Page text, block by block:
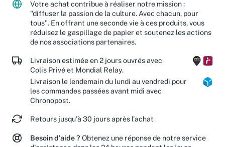
Votre achat contribue à réaliser notre mission :
"diffuser la passion de la culture. Avec chacun, pour
tous". En offrant une seconde vie à ces produits, vous
réduisez le gaspillage de papier et soutenez les actions
de nos associations partenaires.
Livraison estimée en 2 jours ouvrés avec
Colis Privé et Mondial Relay.
Livraison le lendemain du lundi au vendredi pour
les commandes passées avant midi avec
Chronopost.
Retours jusqu'à 30 jours après l'achat
Besoin d'aide ?Obtenez une réponse de notre service